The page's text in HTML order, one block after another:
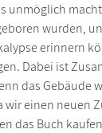
unmöglich
wurden,
erinnern
Dabei ist
das Gebäude
wir einen neuen
das Buch